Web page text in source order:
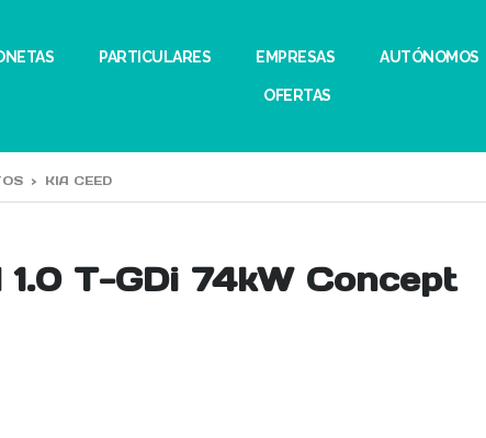
PARTICULARES EMPRESAS AUTÓNOMOS
OFERTAS
> KIA CEED
T-GDi 74kW Concept